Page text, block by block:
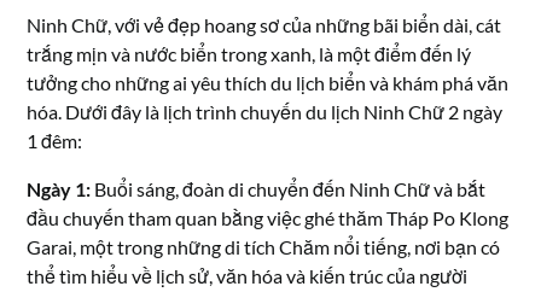
Ninh Chữ, với vẻ đẹp hoang sơ của những bãi biển dài, cát
trắng mịn và nước biển trong xanh, là một điểm đến lý
tưởng cho những ai yêu thích du lịch biển và khám phá văn
hóa. Dưới đây là lịch trình chuyến du lịch Ninh Chữ 2 ngày
1 đêm:
Ngày 1: Buổi sáng, đoàn di chuyển đến Ninh Chữ và bắt
đầu chuyến tham quan bằng việc ghé thăm Tháp Po Klong
Garai, một trong những di tích Chăm nổi tiếng, nơi bạn có
thể tìm hiểu về lịch sử, văn hóa và kiến trúc của người